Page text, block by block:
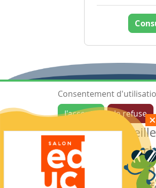
Ressources
Les ressources
Créer une ressource
Mes ressources
Consentement
J'accepte
Je refuse
garantir de
des cookies en
notre site sans